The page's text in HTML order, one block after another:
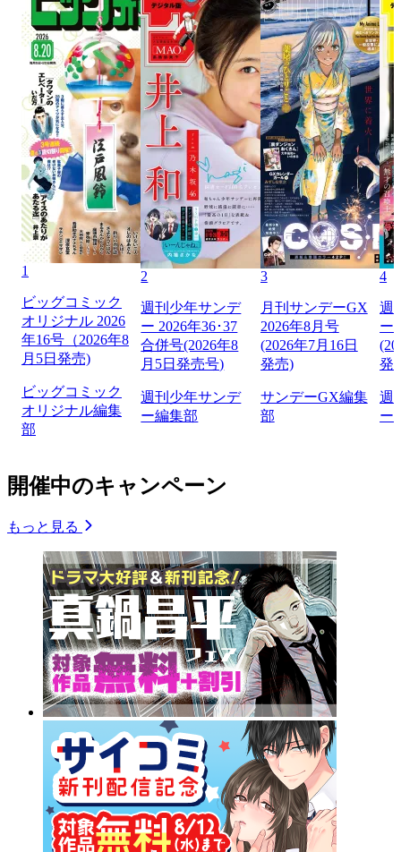
1
ビッグコミック
オリジナル 2026
年16号（2026年8
月5日発売)
ビッグコミック
オリジナル編集
部
2
週刊少年サンデ
ー 2026年36･37
合併号(2026年8
月5日発売号)
週刊少年サンデ
ー編集部
3
月刊サンデーGX
2026年8月号
(2026年7月16日
発売)
サンデーGX編集
部
4
週
ー
発
週
ー
開催中のキャンペーン
もっと見る